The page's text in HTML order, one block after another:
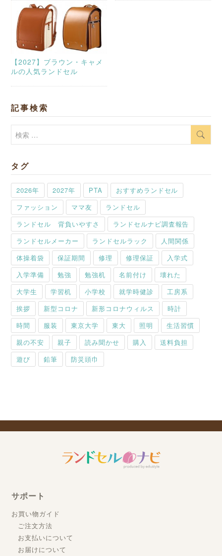
【2027】ブラウン・キャメ
ルの人気ランドセル
記事検索
検
タグ
2026年 2027年 PTA
おすすめランドセル
ファッション
ママ友
ランドセル
ランドセル 背負いやすさ
ランドセルナビ調査報告
ランドセルメーカー
ランドセルラック
人間関係
体操着袋
保証期間 修理 修理保証
入学式
入学準備
勉強 勉強机 名前付け
壊れた
大学生
学習机 小学校 就学時健診
工房系
挨拶
新型コロナ 新形コロナウィルス
時計
時間
服装 東京大学 東大 照明
生活習慣
親の不安
親子 読み聞かせ 購入
送料負担
遊び
鉛筆 防災頭巾
サポート
お買い物ガイド
ご注文方法
お支払いについて
お届けについて